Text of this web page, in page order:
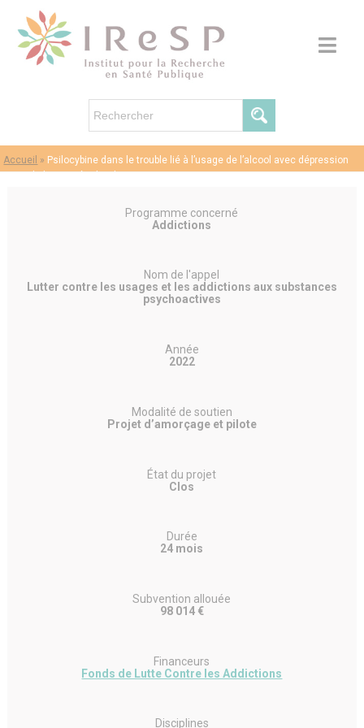
Accueil » Psilocybine dans le trouble lié à l’usage de l’alcool avec dépression
comorbide : une étude pilote
Programme concerné
Addictions
Nom de l'appel
Lutter contre les usages et les addictions aux substances
psychoactives
Année
2022
Modalité de soutien
Projet d’amorçage et pilote
État du projet
Clos
Durée
24 mois
Subvention allouée
98 014 €
Financeurs
Fonds de Lutte Contre les Addictions
Disciplines